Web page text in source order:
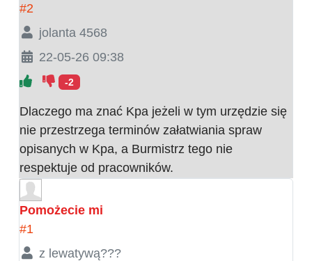
#2
jolanta 4568
22-05-26 09:38
-2
Dlaczego ma znać Kpa jeżeli w tym urzędzie się
nie przestrzega terminów załatwiania spraw
opisanych w Kpa, a Burmistrz tego nie
respektuje od pracowników.
Pomożecie mi
#1
z lewatywą???